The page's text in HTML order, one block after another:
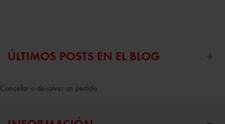
ÚLTIMOS POSTS EN EL BLOG
Cancelar o devolver un pedido